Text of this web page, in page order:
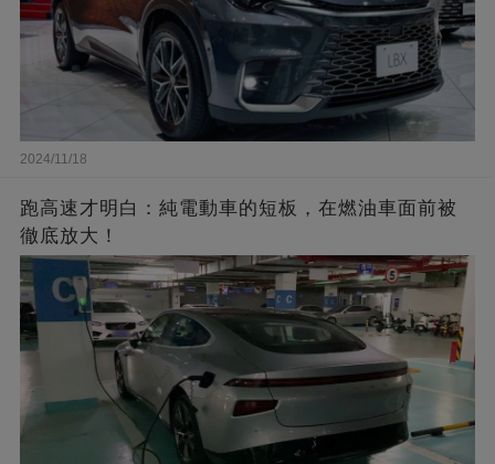
2024/11/18
跑高速才明白：純電動車的短板，在燃油車面前被
徹底放大！